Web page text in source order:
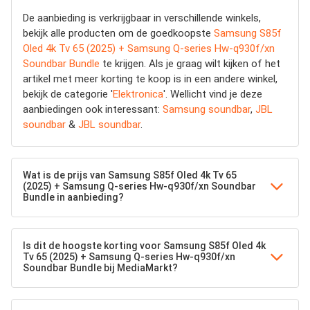
De aanbieding is verkrijgbaar in verschillende winkels,
bekijk alle producten om de goedkoopste Samsung S85f
Oled 4k Tv 65 (2025) + Samsung Q-series Hw-q930f/xn
Soundbar Bundle te krijgen. Als je graag wilt kijken of het
artikel met meer korting te koop is in een andere winkel,
bekijk de categorie 'Elektronica'. Wellicht vind je deze
aanbiedingen ook interessant: Samsung soundbar, JBL
soundbar & JBL soundbar.
Wat is de prijs van Samsung S85f Oled 4k Tv 65
(2025) + Samsung Q-series Hw-q930f/xn Soundbar
Bundle in aanbieding?
Is dit de hoogste korting voor Samsung S85f Oled 4k
Tv 65 (2025) + Samsung Q-series Hw-q930f/xn
Soundbar Bundle bij MediaMarkt?